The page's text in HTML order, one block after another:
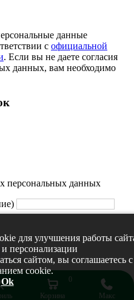
данные
с официальной
. Если вы не даете согласия
данных, вам необходимо
для улучшения работы
персонализации
сайтом, вы соглашаетесь с
cookie.
Ok
персональных данных
0
Корзина
Макс